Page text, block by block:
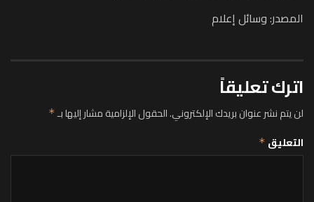
المصدر: وسائل إعلام
اترك تعليقاً
لن يتم نشر عنوان بريدك الإلكتروني.الحقول الإلزامية مشار إليها بـ*
التعليق *